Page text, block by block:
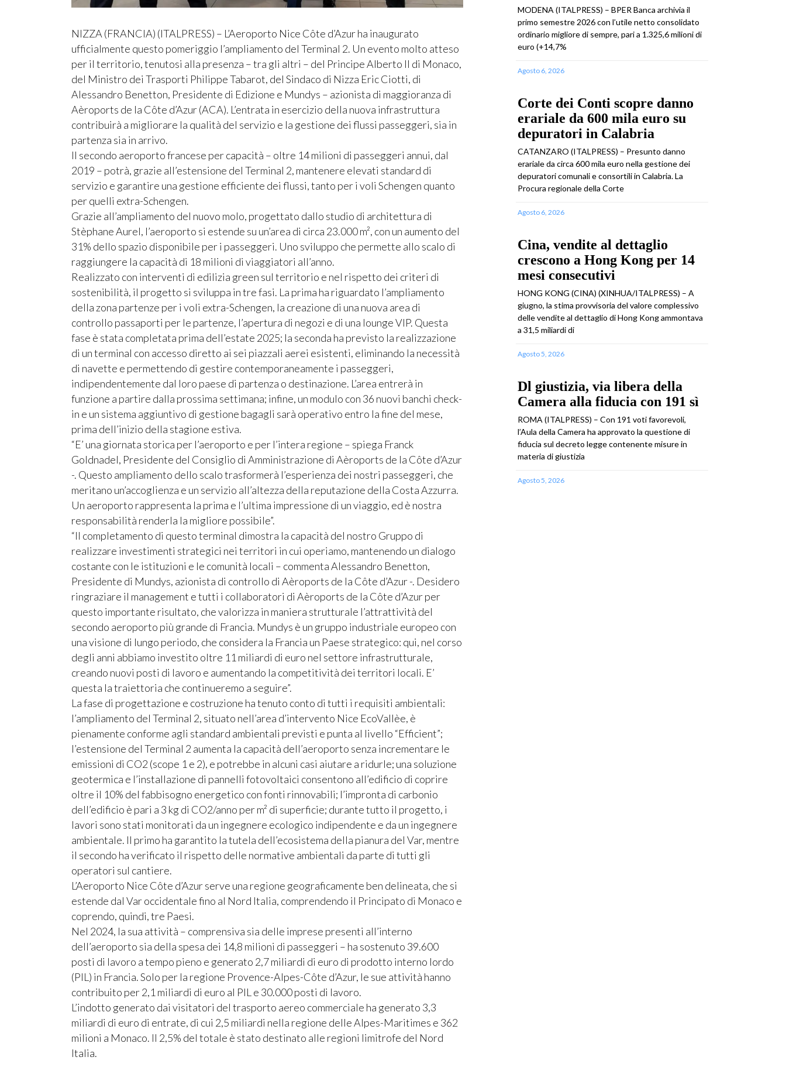
NIZZA (FRANCIA) (ITALPRESS) – L’Aeroporto Nice Côte d’Azur ha inaugurato
ufficialmente questo pomeriggio l’ampliamento del Terminal 2. Un evento molto atteso
per il territorio, tenutosi alla presenza – tra gli altri – del Principe Alberto II di Monaco,
del Ministro dei Trasporti Philippe Tabarot, del Sindaco di Nizza Eric Ciotti, di
Alessandro Benetton, Presidente di Edizione e Mundys – azionista di maggioranza di
Aèroports de la Côte d’Azur (ACA). L’entrata in esercizio della nuova infrastruttura
contribuirà a migliorare la qualità del servizio e la gestione dei flussi passeggeri, sia in
partenza sia in arrivo.
Il secondo aeroporto francese per capacità – oltre 14 milioni di passeggeri annui, dal
2019 – potrà, grazie all’estensione del Terminal 2, mantenere elevati standard di
servizio e garantire una gestione efficiente dei flussi, tanto per i voli Schengen quanto
per quelli extra-Schengen.
Grazie all’ampliamento del nuovo molo, progettato dallo studio di architettura di
Stèphane Aurel, l’aeroporto si estende su un’area di circa 23.000 m², con un aumento del
31% dello spazio disponibile per i passeggeri. Uno sviluppo che permette allo scalo di
raggiungere la capacità di 18 milioni di viaggiatori all’anno.
Realizzato con interventi di edilizia green sul territorio e nel rispetto dei criteri di
sostenibilità, il progetto si sviluppa in tre fasi. La prima ha riguardato l’ampliamento
della zona partenze per i voli extra-Schengen, la creazione di una nuova area di
controllo passaporti per le partenze, l’apertura di negozi e di una lounge VIP. Questa
fase è stata completata prima dell’estate 2025; la seconda ha previsto la realizzazione
di un terminal con accesso diretto ai sei piazzali aerei esistenti, eliminando la necessità
di navette e permettendo di gestire contemporaneamente i passeggeri,
indipendentemente dal loro paese di partenza o destinazione. L’area entrerà in
funzione a partire dalla prossima settimana; infine, un modulo con 36 nuovi banchi check-
in e un sistema aggiuntivo di gestione bagagli sarà operativo entro la fine del mese,
prima dell’inizio della stagione estiva.
“E’ una giornata storica per l’aeroporto e per l’intera regione – spiega Franck
Goldnadel, Presidente del Consiglio di Amministrazione di Aèroports de la Côte d’Azur
-. Questo ampliamento dello scalo trasformerà l’esperienza dei nostri passeggeri, che
meritano un’accoglienza e un servizio all’altezza della reputazione della Costa Azzurra.
Un aeroporto rappresenta la prima e l’ultima impressione di un viaggio, ed è nostra
responsabilità renderla la migliore possibile”.
“Il completamento di questo terminal dimostra la capacità del nostro Gruppo di
realizzare investimenti strategici nei territori in cui operiamo, mantenendo un dialogo
costante con le istituzioni e le comunità locali – commenta Alessandro Benetton,
Presidente di Mundys, azionista di controllo di Aèroports de la Côte d’Azur -. Desidero
ringraziare il management e tutti i collaboratori di Aèroports de la Côte d’Azur per
questo importante risultato, che valorizza in maniera strutturale l’attrattività del
secondo aeroporto più grande di Francia. Mundys è un gruppo industriale europeo con
una visione di lungo periodo, che considera la Francia un Paese strategico: qui, nel corso
degli anni abbiamo investito oltre 11 miliardi di euro nel settore infrastrutturale,
creando nuovi posti di lavoro e aumentando la competitività dei territori locali. E’
questa la traiettoria che continueremo a seguire”.
La fase di progettazione e costruzione ha tenuto conto di tutti i requisiti ambientali:
l’ampliamento del Terminal 2, situato nell’area d’intervento Nice EcoVallèe, è
pienamente conforme agli standard ambientali previsti e punta al livello “Efficient”;
l’estensione del Terminal 2 aumenta la capacità dell’aeroporto senza incrementare le
emissioni di CO2 (scope 1 e 2), e potrebbe in alcuni casi aiutare a ridurle; una soluzione
geotermica e l’installazione di pannelli fotovoltaici consentono all’edificio di coprire
oltre il 10% del fabbisogno energetico con fonti rinnovabili; l’impronta di carbonio
dell’edificio è pari a 3 kg di CO2/anno per m² di superficie; durante tutto il progetto, i
lavori sono stati monitorati da un ingegnere ecologico indipendente e da un ingegnere
ambientale. Il primo ha garantito la tutela dell’ecosistema della pianura del Var, mentre
il secondo ha verificato il rispetto delle normative ambientali da parte di tutti gli
operatori sul cantiere.
L’Aeroporto Nice Côte d’Azur serve una regione geograficamente ben delineata, che si
estende dal Var occidentale fino al Nord Italia, comprendendo il Principato di Monaco e
coprendo, quindi, tre Paesi.
Nel 2024, la sua attività – comprensiva sia delle imprese presenti all’interno
dell’aeroporto sia della spesa dei 14,8 milioni di passeggeri – ha sostenuto 39.600
posti di lavoro a tempo pieno e generato 2,7 miliardi di euro di prodotto interno lordo
(PIL) in Francia. Solo per la regione Provence-Alpes-Côte d’Azur, le sue attività hanno
contribuito per 2,1 miliardi di euro al PIL e 30.000 posti di lavoro.
L’indotto generato dai visitatori del trasporto aereo commerciale ha generato 3,3
miliardi di euro di entrate, di cui 2,5 miliardi nella regione delle Alpes-Maritimes e 362
milioni a Monaco. Il 2,5% del totale è stato destinato alle regioni limitrofe del Nord
Italia.
MODENA (ITALPRESS) – BPER Banca archivia il
primo semestre 2026 con l’utile netto consolidato
ordinario migliore di sempre, pari a 1.325,6 milioni di
euro (+14,7%
Agosto 6, 2026
Corte dei Conti scopre danno
erariale da 600 mila euro su
depuratori in Calabria
CATANZARO (ITALPRESS) – Presunto danno
erariale da circa 600 mila euro nella gestione dei
depuratori comunali e consortili in Calabria. La
Procura regionale della Corte
Agosto 6, 2026
Cina, vendite al dettaglio
crescono a Hong Kong per 14
mesi consecutivi
HONG KONG (CINA) (XINHUA/ITALPRESS) – A
giugno, la stima provvisoria del valore complessivo
delle vendite al dettaglio di Hong Kong ammontava
a 31,5 miliardi di
Agosto 5, 2026
Dl giustizia, via libera della
Camera alla fiducia con 191 sì
ROMA (ITALPRESS) – Con 191 voti favorevoli,
l’Aula della Camera ha approvato la questione di
fiducia sul decreto legge contenente misure in
materia di giustizia
Agosto 5, 2026